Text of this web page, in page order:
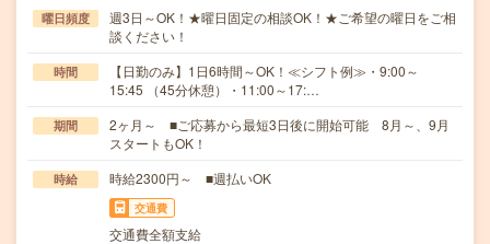
曜日頻度
週3日～OK！★曜日固定の相談OK！★ご希望の曜日をご相
談ください！
時間
【日勤のみ】1日6時間～OK！≪シフト例≫・9:00～
15:45 （45分休憩）・11:00～17:…
期間
2ヶ月～ ■ご応募から最短3日後に開始可能 8月～、9月
スタートもOK！
時給 時給2300円～ ■週払いOK
交通費
交通費全額支給